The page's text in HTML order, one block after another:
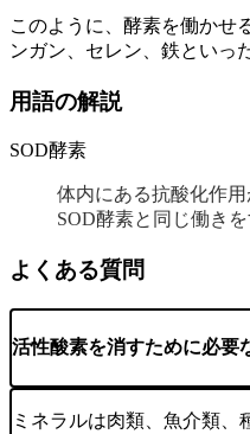
このように、酵素を働かせ
ンガン、セレン、鉄といっ
用語の解説
SOD酵素
体内にある抗酸化作用
SOD酵素と同じ働き
よくある質問
活性酸素を消すために必要
ミネラルは肉類、魚介類